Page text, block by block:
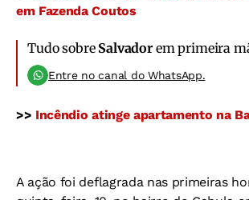
em Fazenda Coutos
Tudo sobre Salvadorem primeira
Entre no canal do WhatsApp.
>> Incêndio atinge apartamento na
A ação foi deflagrada nas primeiras